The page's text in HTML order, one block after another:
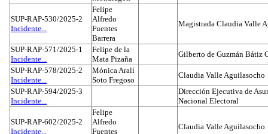
SUP-RAP-530/2025-2
Incidente...
Felipe
Alfredo
Fuentes
Barrera
Magistrada Claudia Valle
SUP-RAP-571/2025-1
Incidente...
Felipe de la
Mata Pizaña
Gilberto de Guzmán Bátiz
SUP-RAP-578/2025-2
Incidente...
Mónica Aralí
Soto Fregoso
Claudia Valle Aguilasocho
SUP-RAP-594/2025-3
Incidente...
Dirección Ejecutiva de
Nacional Electoral
SUP-RAP-602/2025-2
Incidente...
Felipe
Alfredo
Fuentes
Claudia Valle Aguilasocho